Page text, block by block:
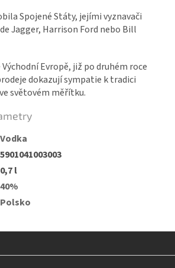
Spojené Státy, jejími vyznavači
Jagger, Harrison Ford nebo Bill
Východní Evropě, již po druhém roce
dokazují sympatie k tradici
světovém měřítku.
Vodka
5901041003003
0,7 l
40%
Polsko